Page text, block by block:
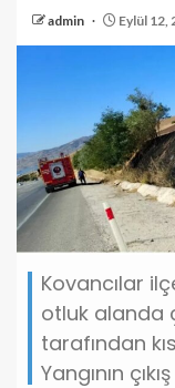
admin Eylül 12,
Kovancılar
otluk alanda
tarafından
Yangının